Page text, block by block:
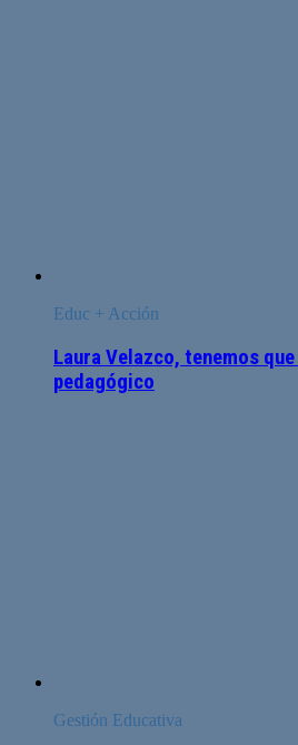
Educ + Acción
Laura Velazco, tenemos
pedagógico
Gestión Educativa